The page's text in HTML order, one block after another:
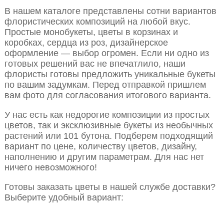
В нашем каталоге представлены сотни вариантов
флористических композиций на любой вкус.
Простые монобукеты, цветы в корзинах и
коробках, сердца из роз, дизайнерское
оформление — выбор огромен. Если ни одно из
готовых решений вас не впечатлило, наши
флористы готовы предложить уникальные букеты
по вашим задумкам. Перед отправкой пришлем
вам фото для согласования итогового варианта.
У нас есть как недорогие композиции из простых
цветов, так и эксклюзивные букеты из необычных
растений или 101 бутона. Подберем подходящий
вариант по цене, количеству цветов, дизайну,
наполнению и другим параметрам. Для нас нет
ничего невозможного!
Готовы заказать цветы в нашей службе доставки?
Выберите удобный вариант: